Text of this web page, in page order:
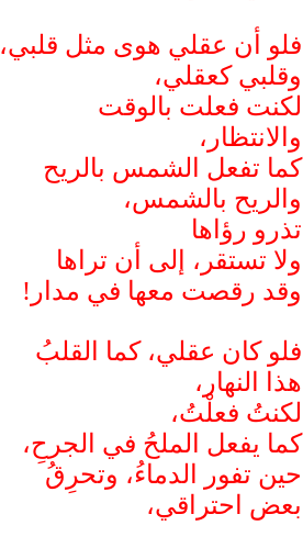
فلو أن عقلي هوى مثل قلبي،
وقلبي كعقلي،
لكنت فعلت بالوقت
والانتظار،
كما تفعل الشمس بالريح
والريح بالشمس،
تذرو رؤاها
ولا تستقر، إلى أن تراها
وقد رقصت معها في مدار!
فلو كان عقلي، كما القلبُ
هذا النهار،
لكنتُ فعلْتُ،
كما يفعل الملحُ في الجرحِ،
حين تفور الدماءُ، وتحرِقُ
بعض احتراقي،